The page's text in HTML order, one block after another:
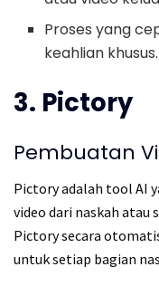
Proses yang
keahlian khusus.
3. Pictory
Pembuatan
Pictory adalah tool AI
video dari naskah atau
Pictory secara
untuk setiap bagian